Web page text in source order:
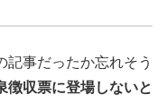
事だったか忘れそう
徴収票に登場しないと